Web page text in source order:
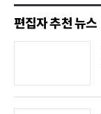
편집자 추천 뉴스